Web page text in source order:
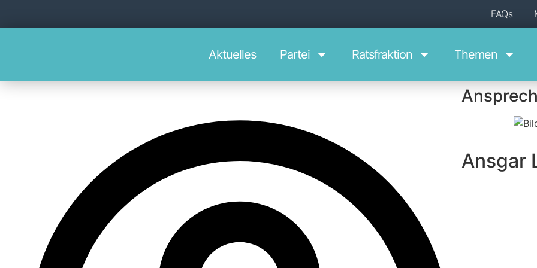
FAQs
Aktu­el­les Par­tei Ratsfraktion The­men
Ansgar